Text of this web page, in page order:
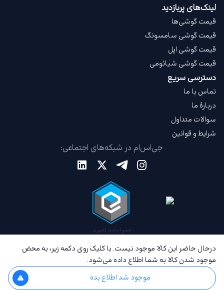
درحال حاضر این کالا موجود نیست. با کلیک روی دکمه زیر، به محض
موجود شدن کالا به شما اطلاع داده می‌شود.
موجود شد اطلاع بده
لینک‌های پربازدید
قیمت گوشی‌ها
قیمت گوشی سامسونگ
قیمت گوشی اپل
قیمت گوشی شیائومی
دسترسی سریع
تماس با ما
دربارهٔ ما
سوالات متداول
شرایط و قوانین
جی‌اس‌ام در شبکه‌های اجتماعی: